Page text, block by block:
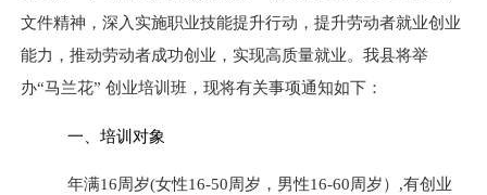
文件精神， 深入实施职业技能提升行动，提升劳动者就业创业
能力，推动劳动者成功创业，实现高质量就业。我县将举
办“马兰花” 创业培训班，现将有关事项通知如下 ：
一、培训对象
年满16周岁(女性16-50周岁，男性16-60周岁） ,有创业